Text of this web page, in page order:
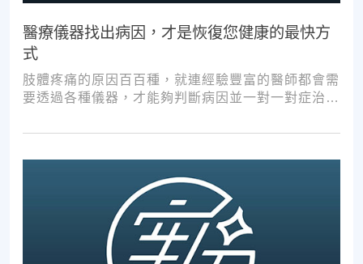
醫療儀器找出病因，才是恢復您健康的最快方
式
肢體疼痛的原因百百種，就連經驗豐富的醫師都會需
要透過各種儀器，才能夠判斷病因並一對一對症治
次推拿、按摩，都難以讓您徹底擺脫不適。